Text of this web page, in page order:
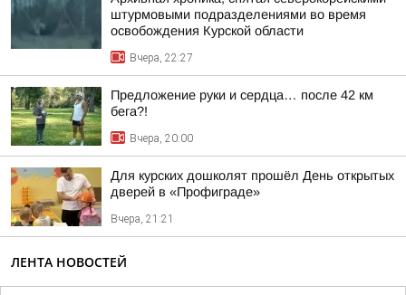
штурмовыми подразделениями во время
освобождения Курской области
Вчера, 22:27
Предложение руки и сердца… после 42 км
бега?!
Вчера, 20:00
Для курских дошколят прошёл День открытых
дверей в «Профиграде»
Вчера, 21:21
ЛЕНТА НОВОСТЕЙ